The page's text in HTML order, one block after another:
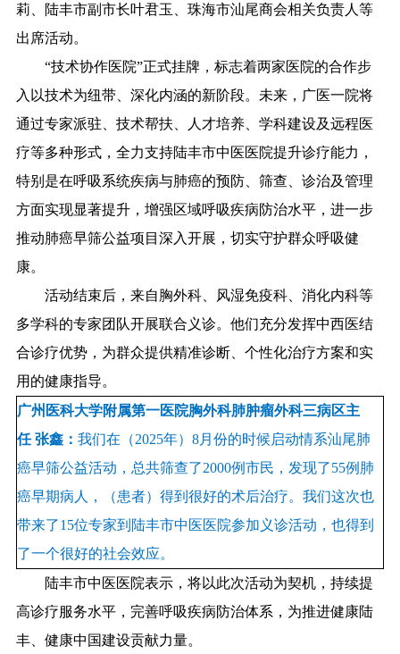
莉、陆丰市副市长叶君玉、珠海市汕尾商会相关负责人等
出席活动。
“技术协作医院”正式挂牌，标志着两家医院的合作步
入以技术为纽带、深化内涵的新阶段。未来，广医一院将
通过专家派驻、技术帮扶、人才培养、学科建设及远程医
疗等多种形式，全力支持陆丰市中医医院提升诊疗能力，
特别是在呼吸系统疾病与肺癌的预防、筛查、诊治及管理
方面实现显著提升，增强区域呼吸疾病防治水平，进一步
推动肺癌早筛公益项目深入开展，切实守护群众呼吸健
康。
活动结束后，来自胸外科、风湿免疫科、消化内科等
多学科的专家团队开展联合义诊。他们充分发挥中西医结
合诊疗优势，为群众提供精准诊断、个性化治疗方案和实
用的健康指导。
广州医科大学附属第一医院胸外科肺肿瘤外科三病区主
任 张鑫： 我们在（2025年）8月份的时候启动情系汕尾肺
癌早筛公益活动，总共筛查了2000例市民，发现了55例肺
癌早期病人，（患者）得到很好的术后治疗。我们这次也
带来了15位专家到陆丰市中医医院参加义诊活动，也得到
了一个很好的社会效应。
陆丰市中医医院表示，将以此次活动为契机，持续提
高诊疗服务水平，完善呼吸疾病防治体系，为推进健康陆
丰、健康中国建设贡献力量。